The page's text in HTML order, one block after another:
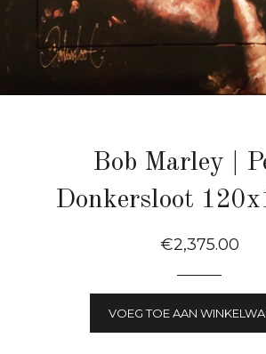
Bob Marley |
Donkersloot
Normale
€2,375.00
VOEG TOE AAN